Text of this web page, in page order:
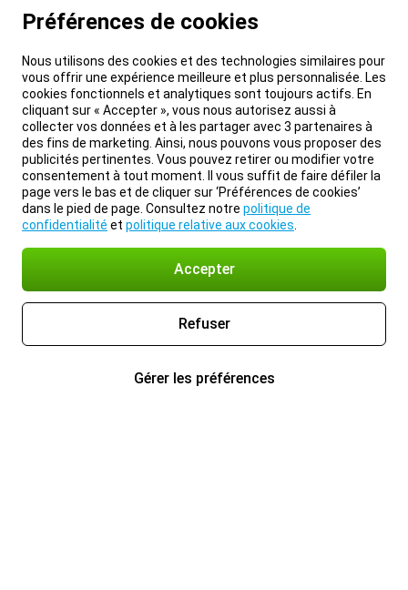
Préférences de cookies
Nous utilisons des cookies et des technologies similaires pour
vous offrir une expérience meilleure et plus personnalisée. Les
cookies fonctionnels et analytiques sont toujours actifs. En
cliquant sur « Accepter », vous nous autorisez aussi à
collecter vos données et à les partager avec 3 partenaires à
des fins de marketing. Ainsi, nous pouvons vous proposer des
publicités pertinentes. Vous pouvez retirer ou modifier votre
consentement à tout moment. Il vous suffit de faire défiler la
page vers le bas et de cliquer sur ‘Préférences de cookies’
dans le pied de page. Consultez notre politique de
confidentialité et politique relative aux cookies
Accepter
Refuser
Gérer les préférences